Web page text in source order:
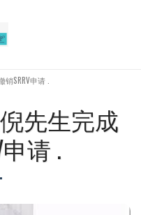
SRRV申请 .
先生完成
请 .